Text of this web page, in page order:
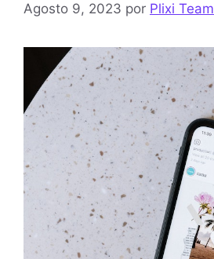
Agosto 9, 2023 por Plixi Team